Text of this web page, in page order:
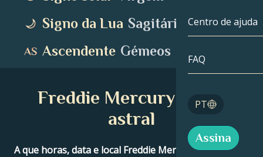
Leo
Virgem
Sagitário
Tarot
Números de
Centro de ajuda
FAQ
PT
English
Assina
Signo da Lua Sagitário
Ascendente Gémeos
Freddie Mercury Mapa
astral
A que horas, data e local Freddie Mercury nasceu?